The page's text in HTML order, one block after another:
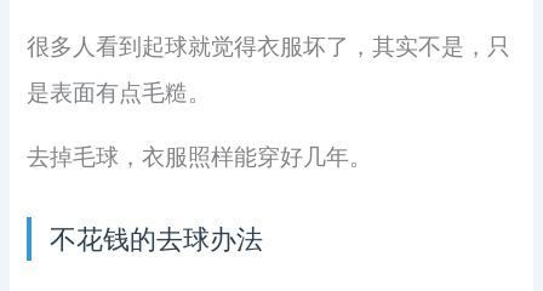
很多人看到起球就觉得衣服坏了，其实不是，只
是表面有点毛糙。
去掉毛球，衣服照样能穿好几年。
不花钱的去球办法